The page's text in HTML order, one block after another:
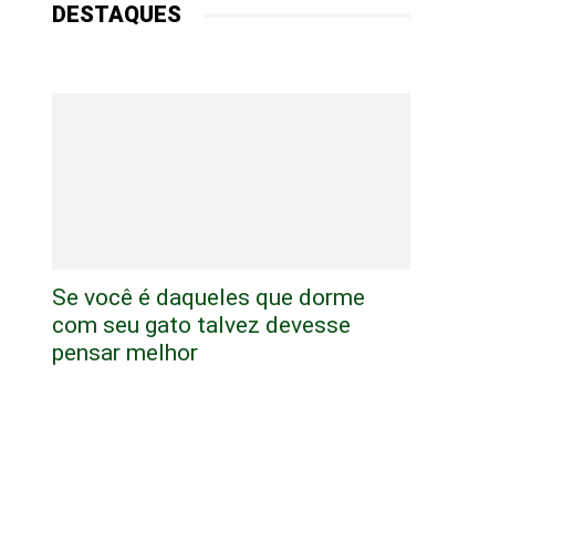
DESTAQUES
Se você é daqueles que dorme
com seu gato talvez devesse
pensar melhor